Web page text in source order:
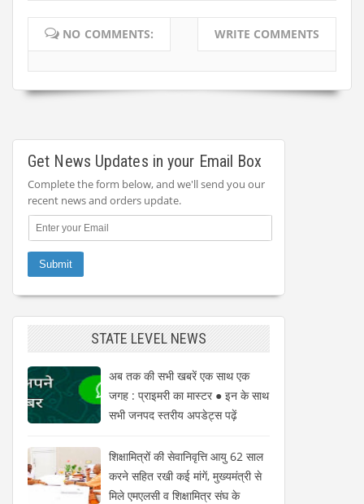
NO COMMENTS: WRITE COMMENTS
Get News Updates in your Email Box
Complete the form below, and we'll send you our
recent news and orders update.
STATE LEVEL NEWS
अब तक की सभी खबरें एक साथ एक
जगह : प्राइमरी का मास्टर ● इन के साथ
सभी जनपद स्तरीय अपडेट्स पढ़ें
शिक्षामित्रों की सेवानिवृत्ति आयु 62 साल
करने सहित रखी कई मांगें, मुख्यमंत्री से
मिले एमएलसी व शिक्षामित्र संघ के